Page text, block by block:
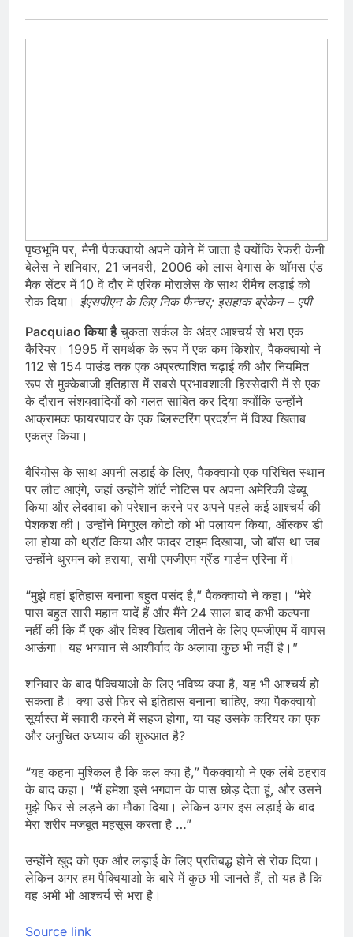
पृष्ठभूमि पर, मैनी पैकक्वायो अपने कोने में जाता है क्योंकि रेफरी केनी
बेलेस ने शनिवार, 21 जनवरी, 2006 को लास वेगास के थॉमस एंड
मैक सेंटर में 10 वें दौर में एरिक मोरालेस के साथ रीमैच लड़ाई को
रोक दिया। ईएसपीएन के लिए निक फैन्चर; इसहाक ब्रेकेन – एपी
Pacquiao किया हैचुकता सर्कल के अंदर आश्चर्य से भरा एक
कैरियर। 1995 में समर्थक के रूप में एक कम किशोर, पैकक्वायो ने
112 से 154 पाउंड तक एक अप्रत्याशित चढ़ाई की और नियमित
रूप से मुक्केबाजी इतिहास में सबसे प्रभावशाली हिस्सेदारी में से एक
के दौरान संशयवादियों को गलत साबित कर दिया क्योंकि उन्होंने
आक्रामक फायरपावर के एक ब्लिस्टरिंग प्रदर्शन में विश्व खिताब
एकत्र किया।
बैरियोस के साथ अपनी लड़ाई के लिए, पैकक्वायो एक परिचित स्थान
पर लौट आएंगे, जहां उन्होंने शॉर्ट नोटिस पर अपना अमेरिकी डेब्यू
किया और लेदवाबा को परेशान करने पर अपने पहले कई आश्चर्य की
पेशकश की। उन्होंने मिगुएल कोटो को भी पलायन किया, ऑस्कर डी
ला होया को थ्रॉट किया और फादर टाइम दिखाया, जो बॉस था जब
उन्होंने थुरमन को हराया, सभी एमजीएम ग्रैंड गार्डन एरिना में।
“मुझे वहां इतिहास बनाना बहुत पसंद है,” पैकक्वायो ने कहा। “मेरे
पास बहुत सारी महान यादें हैं और मैंने 24 साल बाद कभी कल्पना
नहीं की कि मैं एक और विश्व खिताब जीतने के लिए एमजीएम में वापस
आऊंगा। यह भगवान से आशीर्वाद के अलावा कुछ भी नहीं है।”
शनिवार के बाद पैक्वियाओ के लिए भविष्य क्या है, यह भी आश्चर्य हो
सकता है। क्या उसे फिर से इतिहास बनाना चाहिए, क्या पैकक्वायो
सूर्यास्त में सवारी करने में सहज होगा, या यह उसके करियर का एक
और अनुचित अध्याय की शुरुआत है?
“यह कहना मुश्किल है कि कल क्या है,” पैकक्वायो ने एक लंबे ठहराव
के बाद कहा। “मैं हमेशा इसे भगवान के पास छोड़ देता हूं, और उसने
मुझे फिर से लड़ने का मौका दिया। लेकिन अगर इस लड़ाई के बाद
मेरा शरीर मजबूत महसूस करता है …”
उन्होंने खुद को एक और लड़ाई के लिए प्रतिबद्ध होने से रोक दिया।
लेकिन अगर हम पैक्वियाओ के बारे में कुछ भी जानते हैं, तो यह है कि
वह अभी भी आश्चर्य से भरा है।
Source link